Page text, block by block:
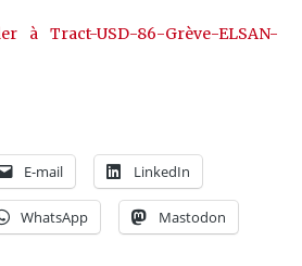
à Tract-USD-86-Grève-ELSAN-
E-mail LinkedIn
WhatsApp Mastodon